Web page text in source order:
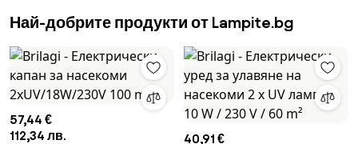
Най-добрите продукти от Lampite.bg
57,44 €
112,34 лв.
40,91 €